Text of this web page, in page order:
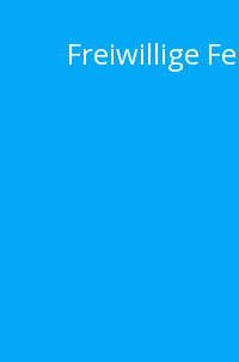
springenFreiwillige